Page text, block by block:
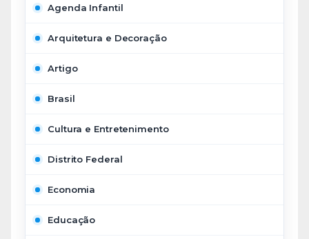
Agenda Infantil
Arquitetura e Decoração
Artigo
Brasil
Cultura e Entretenimento
Distrito Federal
Economia
Educação